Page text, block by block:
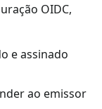
OIDC,
e assinado
ao emissor